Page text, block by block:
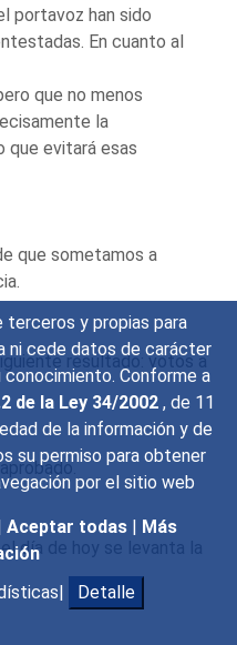
y propias para
ni cede datos de carácter
conocimiento. Conforme a
de la Ley 34/2002 , de 11
de la información y de
su permiso para obtener
por el sitio web
Aceptar todas | Más
Detalle
portavoz han sido
En cuanto al
que no menos
la
que evitará esas
que sometamos a
resultado: votos a
día de hoy se levanta la